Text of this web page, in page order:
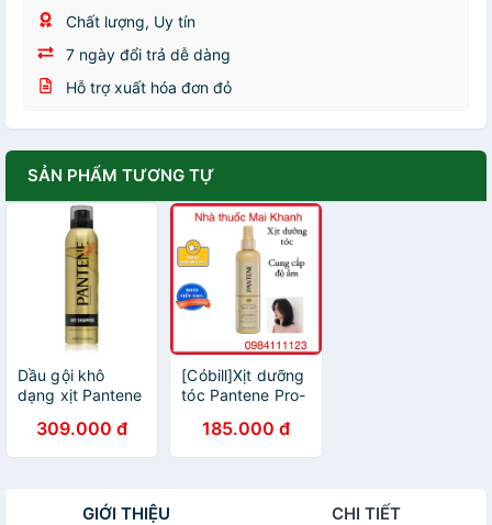
Chất lượng, Uy tín
7 ngày đổi trả dễ dàng
Hỗ trợ xuất hóa đơn đỏ
SẢN PHẨM TƯƠNG TỰ
Dầu gội khô
dạng xịt Pantene
Shampoo
Original Fresh
309.000 đ
[Cóbill]Xịt dưỡng
tóc Pantene Pro-
Hair Mist
Detangler 252ML
185.000 đ
GIỚI THIỆU CHI TIẾT